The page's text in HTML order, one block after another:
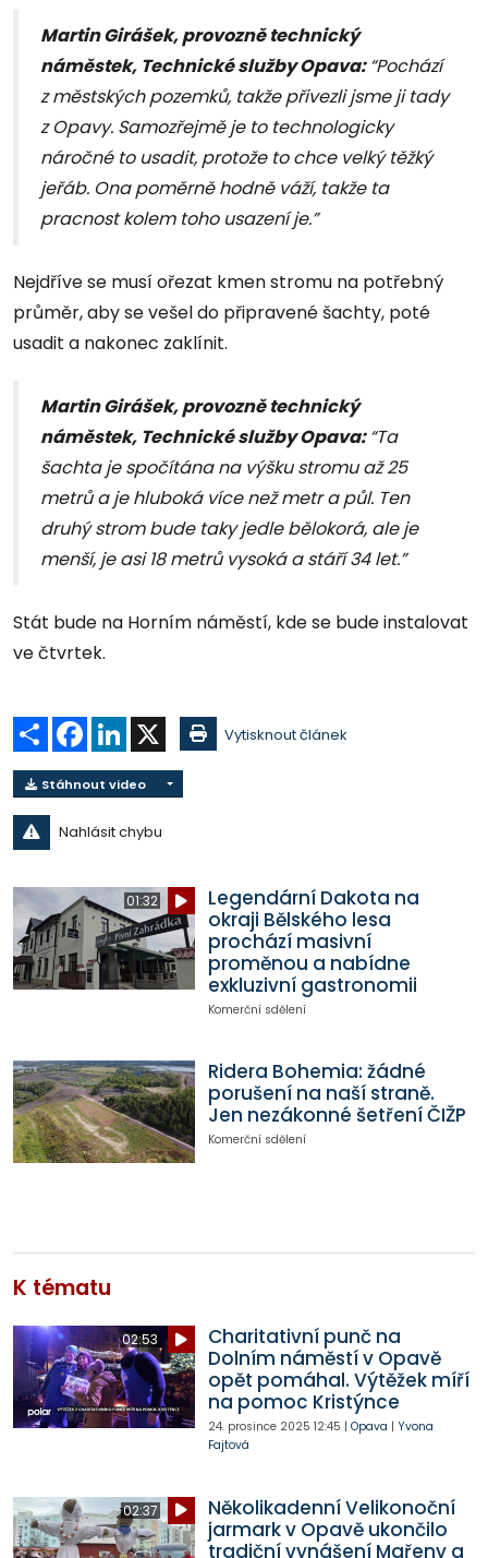
Martin Girášek, provozně technický
náměstek, Technické služby Opava:“Pochází
z městských pozemků, takže přivezli jsme ji tady
z Opavy. Samozřejmě je to technologicky
náročné to usadit, protože to chce velký těžký
jeřáb. Ona poměrně hodně váží, takže ta
pracnost kolem toho usazení je.”
Nejdříve se musí ořezat kmen stromu na potřebný
průměr, aby se vešel do připravené šachty, poté
usadit a nakonec zaklínit.
Martin Girášek, provozně technický
náměstek, Technické služby Opava:“Ta
šachta je spočítána na výšku stromu až 25
metrů a je hluboká více než metr a půl. Ten
druhý strom bude taky jedle bělokorá, ale je
menší, je asi 18 metrů vysoká a stáří 34 let.”
Stát bude na Horním náměstí, kde se bude instalovat
ve čtvrtek.
Sdílet Facebook
LinkedIn Vytisknout článek
Stáhnout video
Nahlásit chybu
01:32
Legendární Dakota na
okraji Bělského lesa
prochází masivní
proměnou a nabídne
exkluzivní gastronomii
Komerční sdělení
Ridera Bohemia: žádné
porušení na naší straně.
Jen nezákonné šetření ČIŽP
Komerční sdělení
K tématu
02:53
Charitativní punč na
Dolním náměstí v Opavě
opět pomáhal. Výtěžek míří
na pomoc Kristýnce
24. prosince 2025 12:45 | Opava | Yvona
Fajtová
02:37
Několikadenní Velikonoční
jarmark v Opavě ukončilo
tradiční vynášení Mařeny a